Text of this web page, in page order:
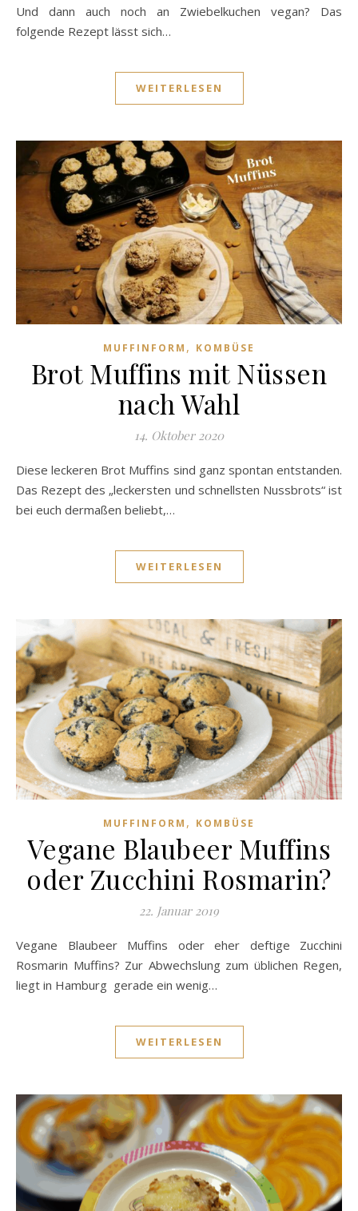
Und dann auch noch an Zwiebelkuchen vegan? Das
folgende Rezept lässt sich…
WEITERLESEN
MUFFINFORM , KOMBÜSE
Brot Muffins mit Nüssen
nach Wahl
14. Oktober 2020
Diese leckeren Brot Muffins sind ganz spontan entstanden.
Das Rezept des „leckersten und schnellsten Nussbrots“ ist
bei euch dermaßen beliebt,…
WEITERLESEN
MUFFINFORM , KOMBÜSE
Vegane Blaubeer Muffins
oder Zucchini Rosmarin?
22. Januar 2019
Vegane Blaubeer Muffins oder eher deftige Zucchini
Rosmarin Muffins? Zur Abwechslung zum üblichen Regen,
liegt in Hamburg gerade ein wenig…
WEITERLESEN